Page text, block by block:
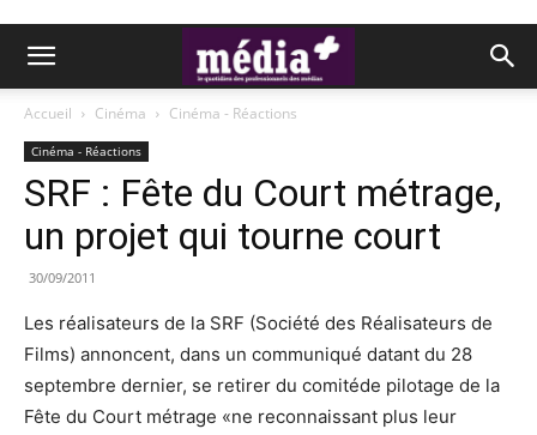
Accueil Cinéma Cinéma - Réactions
Cinéma - Réactions
SRF : Fête du Court métrage,
un projet qui tourne court
30/09/2011
Les réalisateurs de la SRF (Société des Réalisateurs de
Films) annoncent, dans un communiqué datant du 28
septembre dernier, se retirer du comitéde pilotage de la
Fête du Court métrage «ne reconnaissant plus leur